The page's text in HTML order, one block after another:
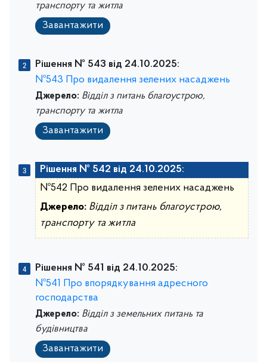
транспорту та житла
Завантажити
Рішення № 543 від 24.10.2025:
№543 Про видалення зелених насаджень
Джерело: Відділ з питань благоустрою,
транспорту та житла
Завантажити
Рішення № 542 від 24.10.2025:
№542 Про видалення зелених насаджень
Джерело: Відділ з питань благоустрою,
транспорту та житла
Рішення № 541 від 24.10.2025:
№541 Про впорядкування адресного
господарства
Джерело: Відділ з земельних питань та
будівництва
Завантажити